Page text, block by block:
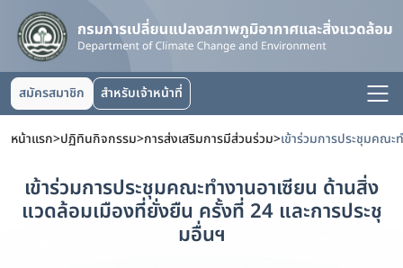
สมัครสมาชิก สำหรับเจ้าหน้าที่
หน้าแรก>ปฏิทินกิจกรรม>การส่งเสริมการมีส่วนร่วม>
เข้าร่วมการประชุมคณะทำงานอาเซียน ด้านสิ่ง
แวดล้อมเมืองที่ยั่งยืน ครั้งที่ 24 และการประชุ
มอื่นฯ